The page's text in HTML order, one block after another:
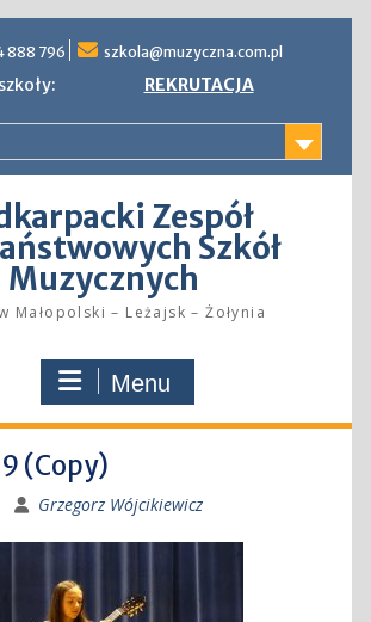
888 796 szkola@muzyczna.com.pl
REKRUTACJA
Zespół
Szkół
Muzycznych
Małopolski – Leżajsk – Żołynia
Menu
(Copy)
Grzegorz Wójcikiewicz